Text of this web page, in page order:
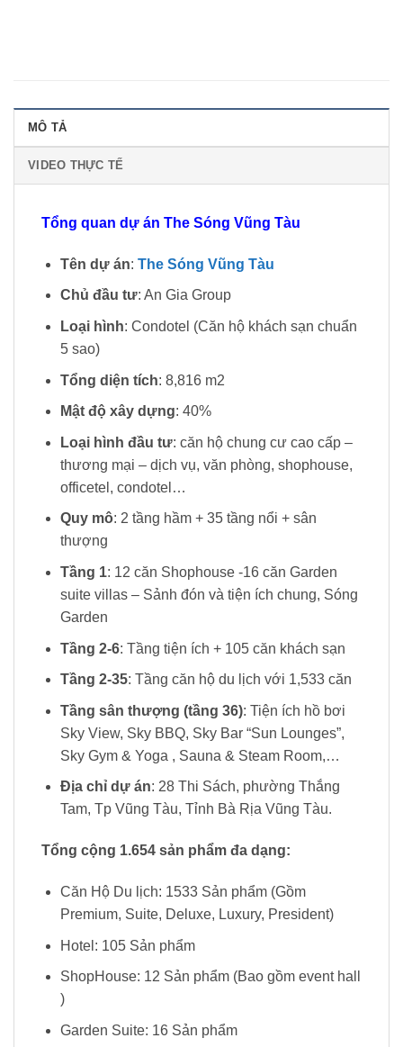
MÔ TẢ
VIDEO THỰC TẾ
Tổng quan dự án The Sóng Vũng Tàu
Tên dự án: The Sóng Vũng Tàu
Chủ đầu tư: An Gia Group
Loại hình: Condotel (Căn hộ khách sạn chuẩn
5 sao)
Tổng diện tích: 8,816 m2
Mật độ xây dựng: 40%
Loại hình đầu tư: căn hộ chung cư cao cấp –
thương mại – dịch vụ, văn phòng, shophouse,
officetel, condotel…
Quy mô: 2 tầng hầm + 35 tầng nổi + sân
thượng
Tầng 1: 12 căn Shophouse -16 căn Garden
suite villas – Sảnh đón và tiện ích chung, Sóng
Garden
Tầng 2-6: Tầng tiện ích + 105 căn khách sạn
Tầng 2-35: Tầng căn hộ du lịch với 1,533 căn
Tầng sân thượng (tầng 36): Tiện ích hồ bơi
Sky View, Sky BBQ, Sky Bar “Sun Lounges”,
Sky Gym & Yoga , Sauna & Steam Room,…
Địa chỉ dự án: 28 Thi Sách, phường Thắng
Tam, Tp Vũng Tàu, Tỉnh Bà Rịa Vũng Tàu.
Tổng cộng 1.654 sản phẩm đa dạng:
Căn Hộ Du lịch: 1533 Sản phẩm (Gồm
Premium, Suite, Deluxe, Luxury, President)
Hotel: 105 Sản phẩm
ShopHouse: 12 Sản phẩm (Bao gồm event hall
)
Garden Suite: 16 Sản phẩm